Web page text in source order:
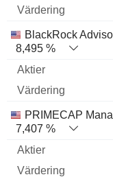
BlackRock
8,495 %
PRIMECAP
7,407 %